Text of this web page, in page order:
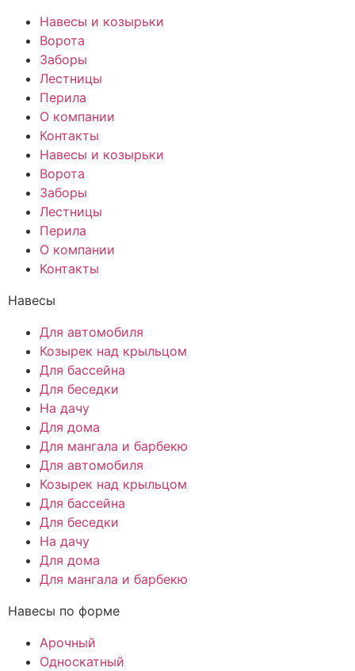
Навесы и козырьки
Ворота
Заборы
Лестницы
Перила
О компании
Контакты
Навесы и козырьки
Ворота
Заборы
Лестницы
Перила
О компании
Контакты
Навесы
Для автомобиля
Козырек над крыльцом
Для бассейна
Для беседки
На дачу
Для дома
Для мангала и барбекю
Для автомобиля
Козырек над крыльцом
Для бассейна
Для беседки
На дачу
Для дома
Для мангала и барбекю
Навесы по форме
Арочный
Односкатный